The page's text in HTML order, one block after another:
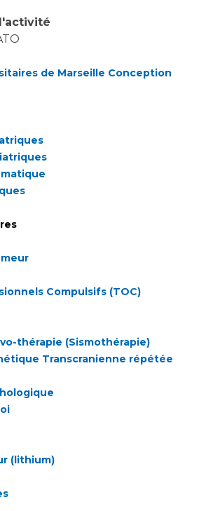
de Marseille Conception
Compulsifs (TOC)
thérapie (Sismothérapie)
Transcranienne répétée
(lithium)